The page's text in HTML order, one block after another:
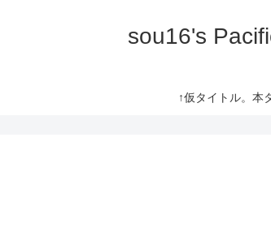
sou16's
↑仮タイトル。本